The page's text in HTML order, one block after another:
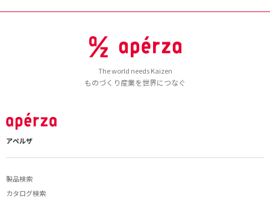
The world needs Kaizen
ものづくり産業を世界につなぐ
アペルザ
製品検索
カタログ検索